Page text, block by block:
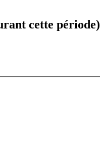
cette période)